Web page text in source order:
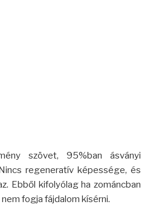
szövet, 95%ban ásványi
regeneratív képessége, és
Ebből kifolyólag ha zománcban
fogja fájdalom kísérni.